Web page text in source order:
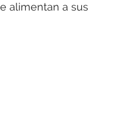
alimentan a sus